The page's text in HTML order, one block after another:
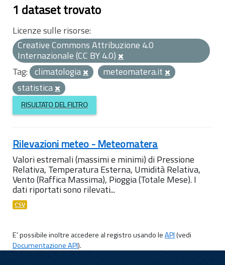
1 dataset trovato
Licenze sulle risorse:
Creative Commons Attribuzione 4.0
Internazionale (CC BY 4.0)
Tag: climatologia
meteomatera.it
statistica
RISULTATO DEL FILTRO
Rilevazioni meteo - Meteomatera
Valori estremali (massimi e minimi) di Pressione
Relativa, Temperatura Esterna, Umidità Relativa,
Vento (Raffica Massima), Pioggia (Totale Mese). I
dati riportati sono rilevati...
CSV
E' possibile inoltre accedere al registro usando leAPI(vedi
Documentazione API).